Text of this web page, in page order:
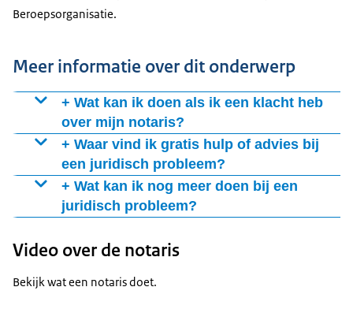
Beroepsorganisatie.
Meer informatie over dit onderwerp
+ Wat kan ik doen als ik een klacht heb
over mijn notaris?
Een klacht over een notaris bespreekt u in eerste
instantie met uw notaris zelf. Komt u samen niet tot een
oplossing? Dan kunt u eenklacht indienen over een
notaris.
+ Waar vind ik gratis hulp of advies bij
een juridisch probleem?
Bij een juridische vraag of probleem kunt ugratis
informatie en in sommige gevallen gratis advies en
+ Wat kan ik nog meer doen bij een
juridisch probleem?
Hulp van een advocaat
Bekijk alle mogelijkheden
Video over de notaris
Bekijk wat een notaris doet.